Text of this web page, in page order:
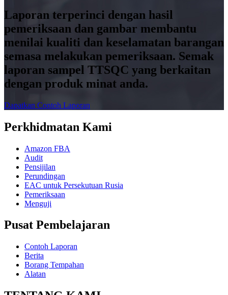
Laporan terperinci dengan hasil
pemeriksaan dan gambar membantu
menilai kualiti dan keselamatan barangan
semasa melakukan pemeriksaan. Semak
laporan sampel TTSQC yang berkaitan
dengan produk minat anda.
Dapatkan Contoh Laporan
Perkhidmatan Kami
Amazon FBA
Audit
Pensijilan
Perundingan
EAC untuk Persekutuan Rusia
Pemeriksaan
Menguji
Pusat Pembelajaran
Contoh Laporan
Berita
Borang Tempahan
Alatan